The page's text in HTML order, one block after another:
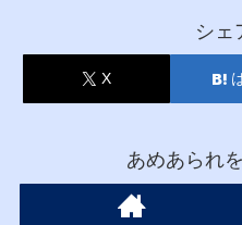
シェ
X
あめあられ